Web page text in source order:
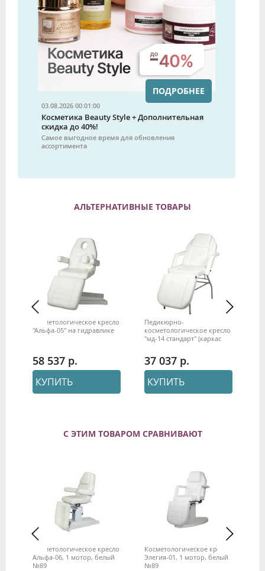
03.08.2026 00:01:00
Косметика Beauty Style + Дополнительная
скидка до 40%!
Самое выгодное время для обновления
ассортимента
ПОДРОБНЕЕ
АЛЬТЕРНАТИВНЫЕ ТОВАРЫ
Косметологическое кресло
"Альфа-05" на гидравлике
58 537
КУПИТЬ
Педикюрно-
косметологическое кресло
"мд-14 стандарт" (каркас
37 037
КУПИТЬ
С ЭТИМ ТОВАРОМ СРАВНИВАЮТ
Косметологическое кресло
Альфа-06, 1 мотор, белый
№89
Косметологическое кресло
Элегия-01, 1 мотор, белый
№89